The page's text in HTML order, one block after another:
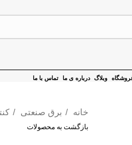
وبلاگ درباره ی ما تماس با ما
خانه برق صنعتی
بازگشت به محصولات